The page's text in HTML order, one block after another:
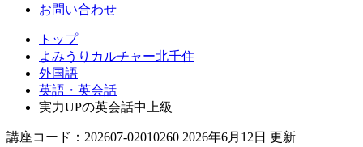
お問い合わせ
トップ
よみうりカルチャー北千住
外国語
英語・英会話
実力UPの英会話中上級
講座コード：202607-02010260 2026年6月12日 更新